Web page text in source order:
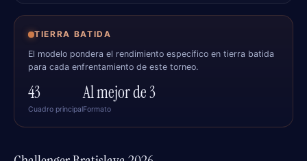
TIERRA BATIDA
El modelo pondera el rendimiento específico en tierra batida
para cada enfrentamiento de este torneo.
43
Cuadro principal
Al mejor de 3
Formato